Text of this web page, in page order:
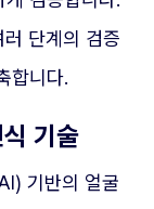
단계의 검증
합니다.
기술
기반의 얼굴